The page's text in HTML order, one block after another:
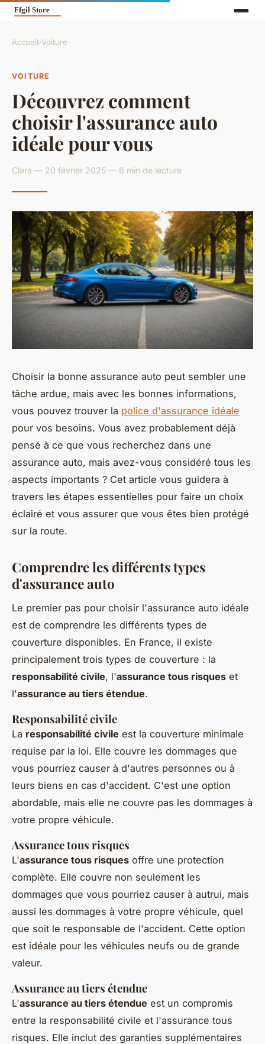
Accueil›Voiture
VOITURE
Découvrez comment
choisir l'assurance auto
idéale pour vous
Clara — 20 février 2025 — 6 min de lecture
Choisir la bonne assurance auto peut sembler une
tâche ardue, mais avec les bonnes informations,
vous pouvez trouver la police d'assurance idéale
pour vos besoins. Vous avez probablement déjà
pensé à ce que vous recherchez dans une
assurance auto, mais avez-vous considéré tous les
aspects importants ? Cet article vous guidera à
travers les étapes essentielles pour faire un choix
éclairé et vous assurer que vous êtes bien protégé
sur la route.
Comprendre les différents types
d'assurance auto
Le premier pas pour choisir l'assurance auto idéale
est de comprendre les différents types de
couverture disponibles. En France, il existe
principalement trois types de couverture : la
responsabilité civile, l'assurance tous risques et
l'assurance au tiers étendue.
Responsabilité civile
La responsabilité civile est la couverture minimale
requise par la loi. Elle couvre les dommages que
vous pourriez causer à d'autres personnes ou à
leurs biens en cas d'accident. C'est une option
abordable, mais elle ne couvre pas les dommages à
votre propre véhicule.
Assurance tous risques
L'assurance tous risques offre une protection
complète. Elle couvre non seulement les
dommages que vous pourriez causer à autrui, mais
aussi les dommages à votre propre véhicule, quel
que soit le responsable de l'accident. Cette option
est idéale pour les véhicules neufs ou de grande
valeur.
Assurance au tiers étendue
L'assurance au tiers étendue est un compromis
entre la responsabilité civile et l'assurance tous
risques. Elle inclut des garanties supplémentaires